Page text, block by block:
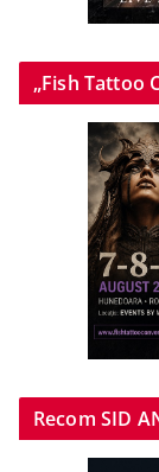
„Fish Tattoo
Recom SID